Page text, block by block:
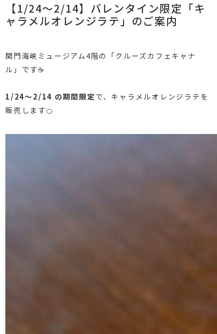
【1/24〜2/14】バレンタイン限定「キ
ャラメルオレンジラテ」のご案内
関門海峡ミュージアム4階の「クルーズカフェキャナ
ル」です☕️
1/24〜2/14 の期間限定で、キャラメルオレンジラテを
販売します🍊